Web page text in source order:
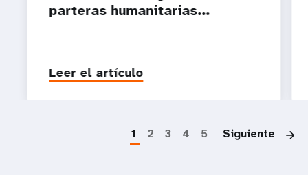
parteras humanitarias...
Leer el artículo
1 2 3 4 5 Siguiente